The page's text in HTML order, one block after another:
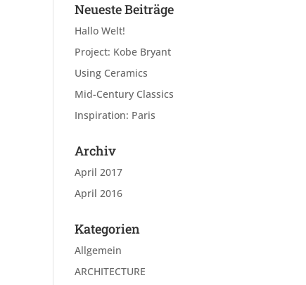
Neueste Beiträge
Hallo Welt!
Project: Kobe Bryant
Using Ceramics
Mid-Century Classics
Inspiration: Paris
Archiv
April 2017
April 2016
Kategorien
Allgemein
ARCHITECTURE